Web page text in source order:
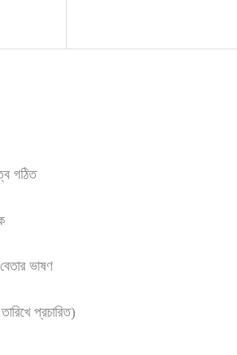
গঠিত
ভাষণ
প্রচারিত)